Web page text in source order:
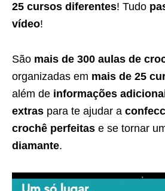
25 cursos diferentes! Tudo
vídeo!
São mais de 300 aulas de
organizadas em mais de 25
além de informações
extras para te ajudar a
crochê perfeitas e se tornar
diamante.